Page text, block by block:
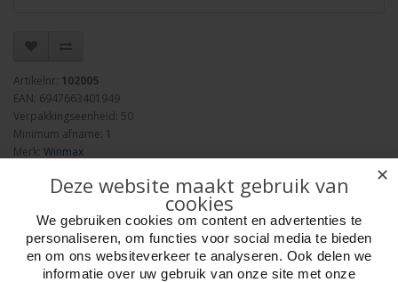
Artikelnr: 102005
EAN: 6947663401949
Verpakkingseenheid: 50
Minimum afname: 1
Merk: Winmax
Aantal
✕
Deze website maakt gebruik van
cookies
We gebruiken cookies om content en advertenties te
personaliseren, om functies voor social media te bieden
en om ons websiteverkeer te analyseren. Ook delen we
informatie over uw gebruik van onze site met onze